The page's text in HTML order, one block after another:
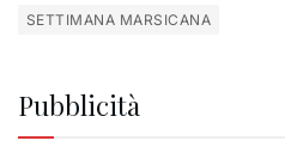
SETTIMANA MARSICANA
Pubblicità